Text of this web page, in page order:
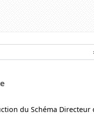
du Schéma Directeur